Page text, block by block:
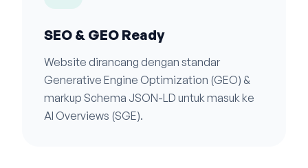
SEO & GEO Ready
Website dirancang dengan standar
Generative Engine Optimization (GEO) &
markup Schema JSON-LD untuk masuk ke
AI Overviews (SGE).